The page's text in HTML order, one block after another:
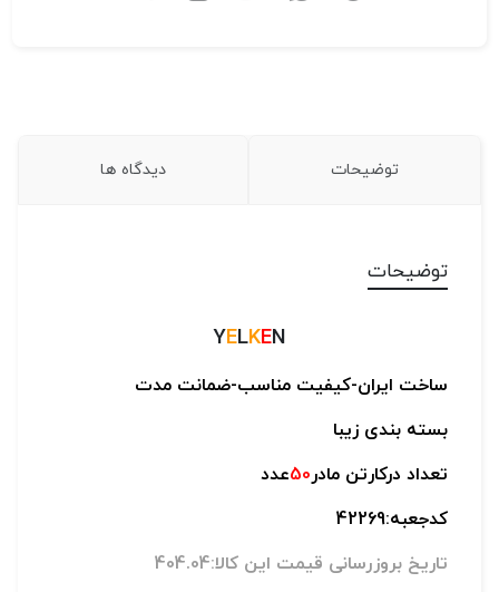
توضیحات دیدگاه ها
توضیحات
YELKEN
ساخت ایران-کیفیت مناسب-ضمانت مدت
بسته بندی زیبا
تعداد درکارتن مادر50عدد
کدجعبه:42269
تاریخ بروزرسانی قیمت این کالا:404.04